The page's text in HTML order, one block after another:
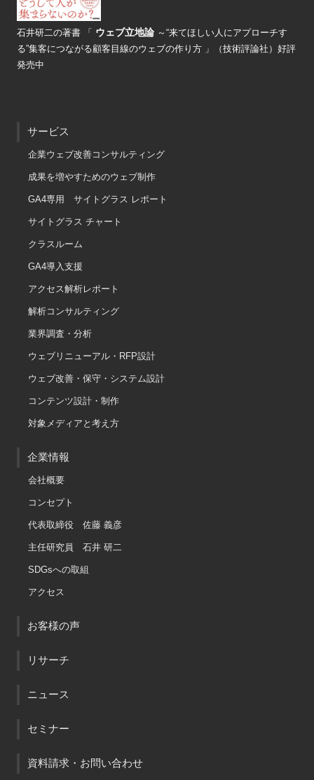
石井研二の著書 「 ウェブ立地論 ～“来てほしい人にアプローチす
る”集客につながる顧客目線のウェブの作り方 」（技術評論社）好評
発売中
サービス
企業ウェブ改善コンサルティング
成果を増やすためのウェブ制作
GA4専用 サイトグラス レポート
サイトグラス チャート
クラスルーム
GA4導入支援
アクセス解析レポート
解析コンサルティング
業界調査・分析
ウェブリニューアル・RFP設計
ウェブ改善・保守・システム設計
コンテンツ設計・制作
対象メディアと考え方
企業情報
会社概要
コンセプト
代表取締役 佐藤 義彦
主任研究員 石井 研二
SDGsへの取組
アクセス
お客様の声
リサーチ
ニュース
セミナー
資料請求・お問い合わせ